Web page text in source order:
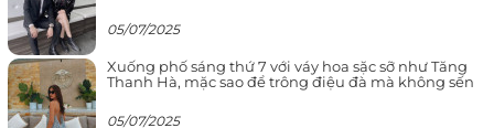
05/07/2025
Xuống phố sáng thứ 7 với váy hoa sặc sỡ như Tăng
Thanh Hà, mặc sao để trông điệu đà mà không sến
05/07/2025